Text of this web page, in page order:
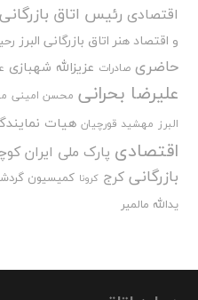
اقتصادی رئیس اتاق بازرگانی
و اقتصاد هنر اتاق بازرگانی البرز
حاضری صادرات عزیزالله شهبازی
علیرضا بحرانی محسن امینی
البرز مهشید قورچیان هیات
اقتصادی پارک ملی ایران
بازرگانی کرج کرونا کمیسیون
یدالله مالمیر